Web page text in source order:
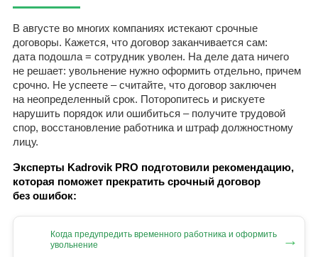
В августе во многих компаниях истекают срочные
договоры. Кажется, что договор заканчивается сам:
дата подошла = сотрудник уволен. На деле дата ничего
не решает: увольнение нужно оформить отдельно, причем
срочно. Не успеете – считайте, что договор заключен
на неопределенный срок. Поторопитесь и рискуете
нарушить порядок или ошибиться – получите трудовой
спор, восстановление работника и штраф должностному
лицу.
Эксперты Kadrovik PRO подготовили рекомендацию,
которая поможет прекратить срочный договор
без ошибок:
Когда предупредить временного работника и оформить
увольнение
→